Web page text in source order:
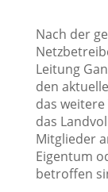
Nach der
Leitung
den
das
das
Mitglieder
Eigentum
betroffen